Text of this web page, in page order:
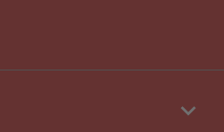
keyboard_arrow_down